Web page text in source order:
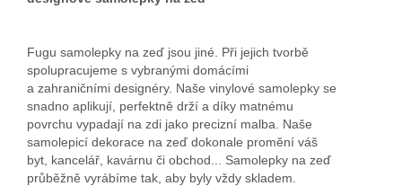
Fugu samolepky na zeď jsou jiné. Při jejich tvorbě
spolupracujeme s vybranými domácími
a zahraničními designéry. Naše vinylové samolepky se
snadno aplikují, perfektně drží a díky matnému
povrchu vypadají na zdi jako precizní malba. Naše
samolepicí dekorace na zeď dokonale promění váš
byt, kancelář, kavárnu či obchod... Samolepky na zeď
průběžně vyrábíme tak, aby byly vždy skladem.